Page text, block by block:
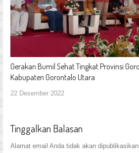
Gerakan Bumil Sehat Tingkat Provinsi
Kabupaten Gorontalo Utara
22 Desember 2022
Tinggalkan Balasan
Alamat email Anda tidak akan dipublikasikan.